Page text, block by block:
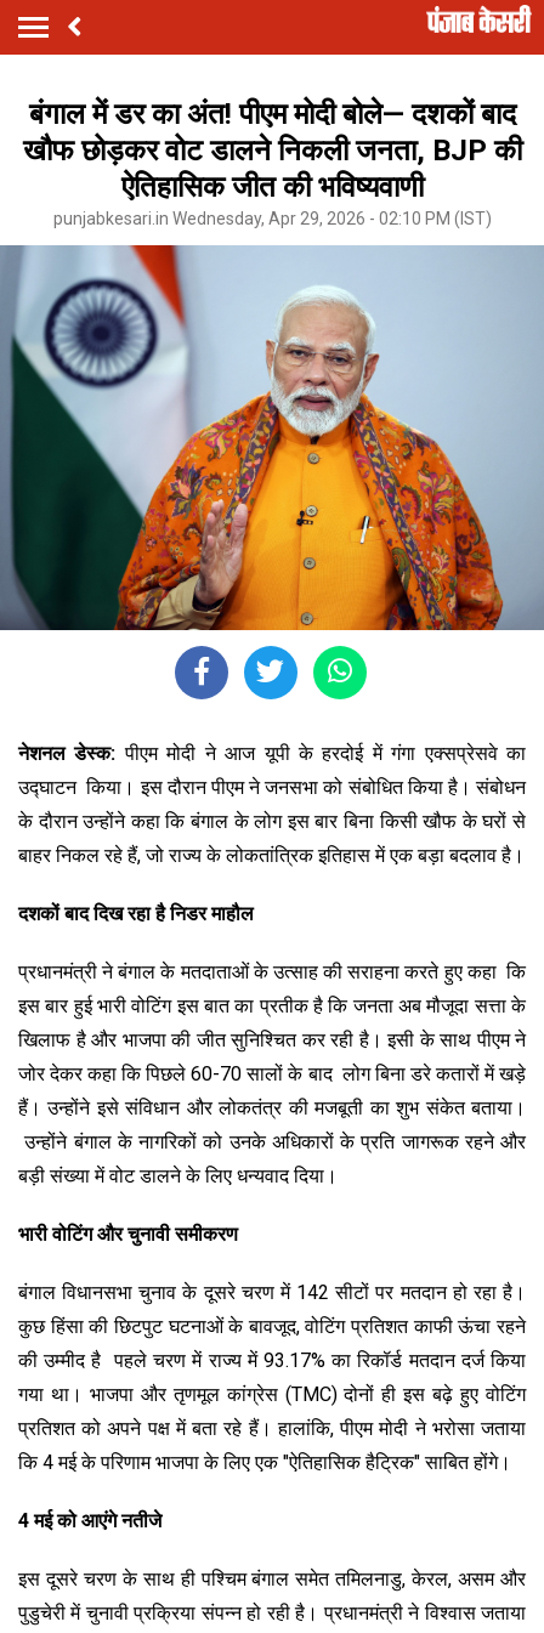
बंगाल में डर का अंत! पीएम मोदी बोले— दशकों बाद
खौफ छोड़कर वोट डालने निकली जनता, BJP की
ऐतिहासिक जीत की भविष्यवाणी
punjabkesari.in Wednesday, Apr 29, 2026 - 02:10 PM (IST)
नेशनल डेस्क:पीएम मोदी ने आज यूपी के हरदोई में गंगा एक्सप्रेसवे का
उद्घाटन किया। इस दौरान पीएम ने जनसभा को संबोधित किया है। संबोधन
के दौरान उन्होंने कहा कि बंगाल के लोग इस बार बिना किसी खौफ के घरों से
बाहर निकल रहे हैं, जो राज्य के लोकतांत्रिक इतिहास में एक बड़ा बदलाव है।
दशकों बाद दिख रहा है निडर माहौल
प्रधानमंत्री ने बंगाल के मतदाताओं के उत्साह की सराहना करते हुए कहा कि
इस बार हुई भारी वोटिंग इस बात का प्रतीक है कि जनता अब मौजूदा सत्ता के
खिलाफ है और भाजपा की जीत सुनिश्चित कर रही है। इसी के साथ पीएम ने
जोर देकर कहा कि पिछले 60-70 सालों के बाद लोग बिना डरे कतारों में खड़े
हैं। उन्होंने इसे संविधान और लोकतंत्र की मजबूती का शुभ संकेत बताया।
उन्होंने बंगाल के नागरिकों को उनके अधिकारों के प्रति जागरूक रहने और
बड़ी संख्या में वोट डालने के लिए धन्यवाद दिया।
भारी वोटिंग और चुनावी समीकरण
बंगाल विधानसभा चुनाव के दूसरे चरण में 142 सीटों पर मतदान हो रहा है।
कुछ हिंसा की छिटपुट घटनाओं के बावजूद, वोटिंग प्रतिशत काफी ऊंचा रहने
की उम्मीद है पहले चरण में राज्य में 93.17% का रिकॉर्ड मतदान दर्ज किया
गया था। भाजपा और तृणमूल कांग्रेस (TMC) दोनों ही इस बढ़े हुए वोटिंग
प्रतिशत को अपने पक्ष में बता रहे हैं। हालांकि, पीएम मोदी ने भरोसा जताया
कि 4 मई के परिणाम भाजपा के लिए एक "ऐतिहासिक हैट्रिक" साबित होंगे।
4 मई को आएंगे नतीजे
इस दूसरे चरण के साथ ही पश्चिम बंगाल समेत तमिलनाडु, केरल, असम और
पुडुचेरी में चुनावी प्रक्रिया संपन्न हो रही है। प्रधानमंत्री ने विश्वास जताया